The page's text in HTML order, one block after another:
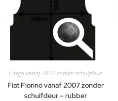
Cargo vanaf 2007 zonder schuifdeur
Fiat Fiorino vanaf 2007 zonder
schuifdeur – rubber